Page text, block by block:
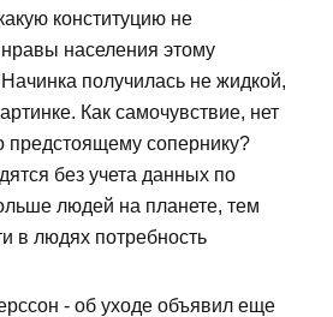
конституцию не
населения этому
получилась не жидкой,
Как самочувствие, нет
сопернику?
без учета данных по
людей на планете, тем
в людях потребность
- об уходе объявил еще